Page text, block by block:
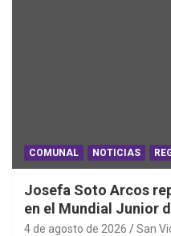
COMUNAL NOTICIAS
Josefa Soto Arcos
en el Mundial Junior
2026
4 de agosto de 2026 San